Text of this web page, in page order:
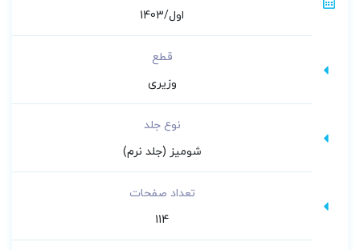
اول/1403
قطع
وزیری
نوع جلد
شومیز (جلد نرم)
تعداد صفحات
114